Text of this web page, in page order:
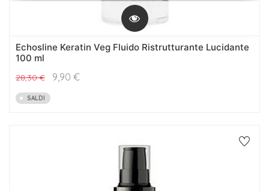
Echosline Keratin Veg Fluido Ristrutturante Lucidante
100 ml
28,30€ 9,90 €
SALDI